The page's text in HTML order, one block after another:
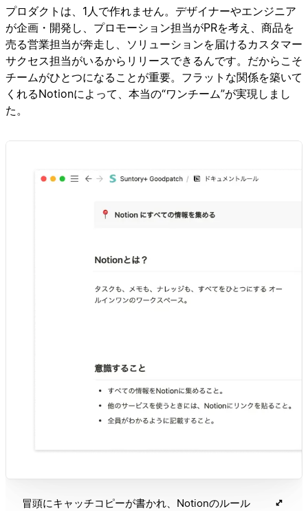
プロダクトは、1人で作れません。デザイナーやエンジニア
が企画・開発し、プロモーション担当がPRを考え、商品を
売る営業担当が奔走し、ソリューションを届けるカスタマー
サクセス担当がいるからリリースできるんです。だからこそ
チームがひとつになることが重要。フラットな関係を築いて
くれるNotionによって、本当の“ワンチーム”が実現しまし
た。
冒頭にキャッチコピーが書かれ、Notionのルール